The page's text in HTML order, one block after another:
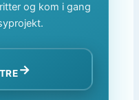
og kom i gang
→